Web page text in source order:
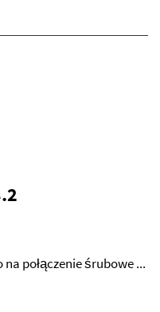
połączenie śrubowe ...